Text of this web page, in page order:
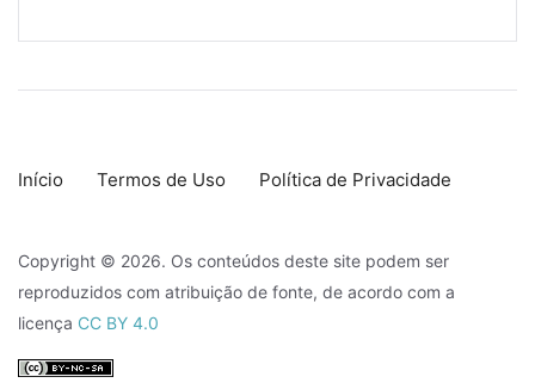
Início Termos de Uso Política de Privacidade
Copyright © 2026. Os conteúdos deste site podem ser
reproduzidos com atribuição de fonte, de acordo com a
licença CC BY 4.0